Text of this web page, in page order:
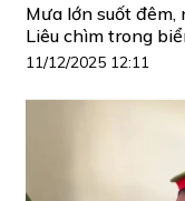
Mưa lớn suốt
Liêu chìm trong
11/12/2025 12:11